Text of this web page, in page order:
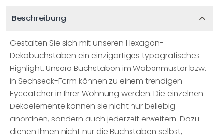
Beschreibung
Gestalten Sie sich mit unseren Hexagon-
Dekobuchstaben ein einzigartiges typografisches
Highlight. Unsere Buchstaben im Wabenmuster bzw.
in Sechseck-Form können zu einem trendigen
Eyecatcher in Ihrer Wohnung werden. Die einzelnen
Dekoelemente können sie nicht nur beliebig
anordnen, sondern auch jederzeit erweitern. Dazu
dienen Ihnen nicht nur die Buchstaben selbst,